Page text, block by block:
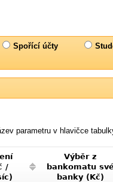
Spořící účty
parametru v hlavičce
/
Výběr z
bankomatu
banky (Kč)